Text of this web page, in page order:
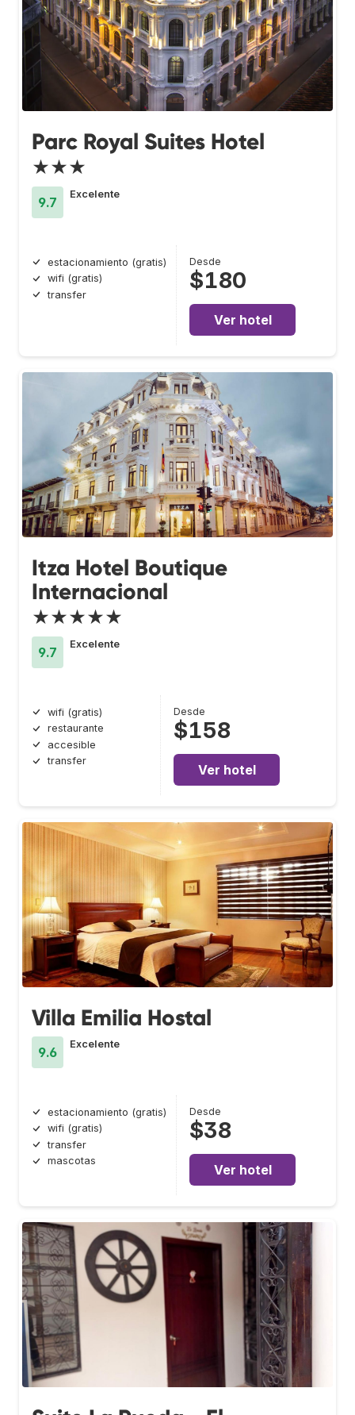
Parc Royal Suites Hotel
★★★
9.7
Excelente
estacionamiento (gratis)
wifi (gratis)
transfer
Desde
$180
Ver hotel
Itza Hotel Boutique
Internacional
★★★★★
9.7
Excelente
wifi (gratis)
restaurante
accesible
transfer
Desde
$158
Ver hotel
Villa Emilia Hostal
9.6
Excelente
estacionamiento (gratis)
wifi (gratis)
transfer
mascotas
Desde
$38
Ver hotel